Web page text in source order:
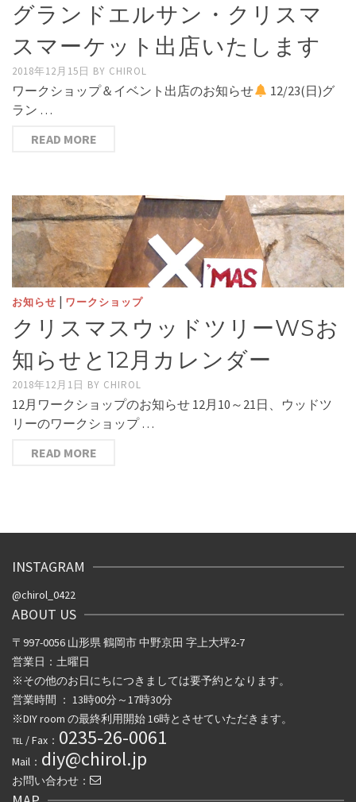
グランドエルサン・クリスマ
スマーケット出店いたします
2018年12月15日 BY CHIROL
ワークショップ＆イベント出店のお知らせ
12/23(日)グ
ラン …
READ MORE
お知らせ | ワークショップ
クリスマスウッドツリーWSお
知らせと12月カレンダー
2018年12月1日 BY CHIROL
12月ワークショップのお知らせ 12月10～21日、ウッドツ
リーのワークショップ …
READ MORE
INSTAGRAM
@chirol_0422
ABOUT US
〒997-0056 山形県 鶴岡市 中野京田 字上大坪2-7
営業日：土曜日
※その他のお日にちにつきましては要予約となります。
営業時間 ： 13時00分～17時30分
※DIY room の最終利用開始 16時とさせていただきます。
℡ / Fax： 0235-26-0061
Mail： diy@chirol.jp
お問い合わせ：